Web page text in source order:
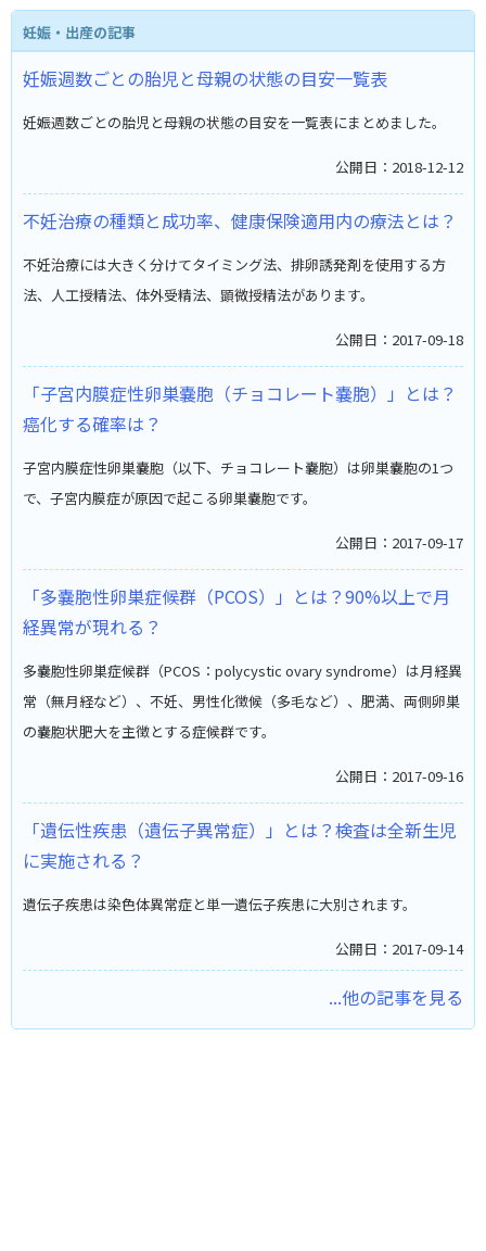
妊娠・出産の記事
妊娠週数ごとの胎児と母親の状態の目安一覧表
妊娠週数ごとの胎児と母親の状態の目安を一覧表にまとめました。
公開日：2018-12-12
不妊治療の種類と成功率、健康保険適用内の療法とは？
不妊治療には大きく分けてタイミング法、排卵誘発剤を使用する方
法、人工授精法、体外受精法、顕微授精法があります。
公開日：2017-09-18
「子宮内膜症性卵巣嚢胞（チョコレート嚢胞）」とは？
癌化する確率は？
子宮内膜症性卵巣嚢胞（以下、チョコレート嚢胞）は卵巣嚢胞の1つ
で、子宮内膜症が原因で起こる卵巣嚢胞です。
公開日：2017-09-17
「多嚢胞性卵巣症候群（PCOS）」とは？90%以上で月
経異常が現れる？
多嚢胞性卵巣症候群（PCOS：polycystic ovary syndrome）は月経異
常（無月経など）、不妊、男性化徴候（多毛など）、肥満、両側卵巣
の嚢胞状肥大を主徴とする症候群です。
公開日：2017-09-16
「遺伝性疾患（遺伝子異常症）」とは？検査は全新生児
に実施される？
遺伝子疾患は染色体異常症と単一遺伝子疾患に大別されます。
公開日：2017-09-14
...他の記事を見る